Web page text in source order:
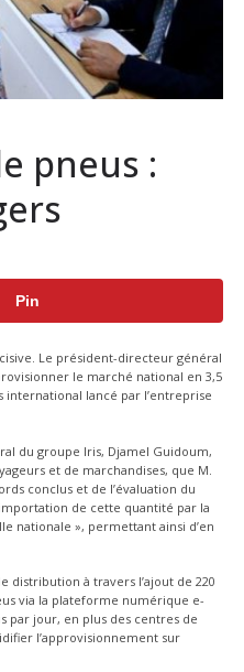
pneus :
Pin
Le président-directeur général
le marché national en 3,5
lancé par l’entreprise
du groupe Iris, Djamel Guidoum,
et de marchandises, que M.
conclus et de l’évaluation du
de cette quantité par la
nationale », permettant ainsi d’en
distribution à travers l’ajout de 220
via la plateforme numérique e-
par jour, en plus des centres de
l’approvisionnement sur